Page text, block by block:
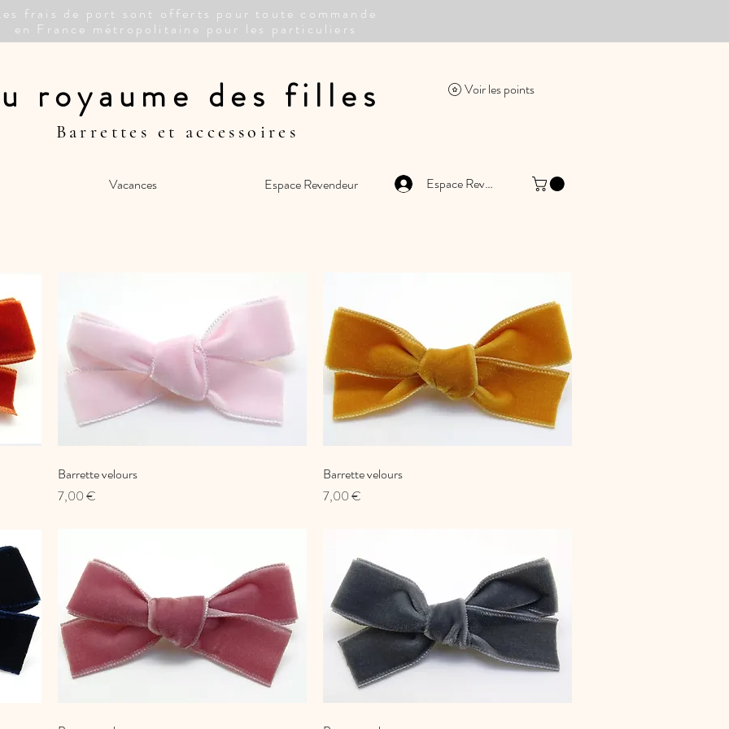
frais de port sont offerts pour toute commande
en France métropolitaine pour les particuliers
royaume des filles
Barrettes et accessoires
Voir les points
Vacances Espace Revendeur Espace Revendeur
Barrette velours
Prix
7,00 €
Barrette velours
Prix
7,00 €